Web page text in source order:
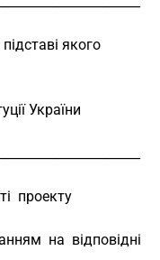
України